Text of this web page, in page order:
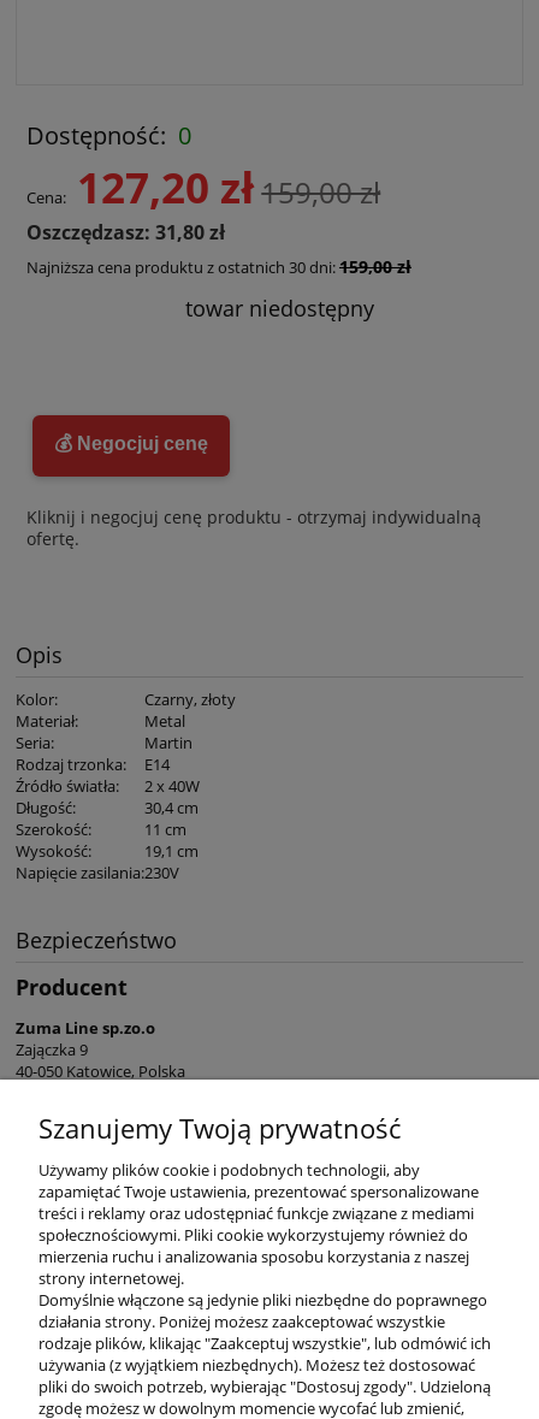
Dostępność: 0
Cena: 127,20 zł159,00 zł
Oszczędzasz: 31,80 zł
Najniższa cena produktu z ostatnich 30 dni:159,00 zł
towar niedostępny
💰 Negocjuj cenę
Kliknij i negocjuj cenę produktu - otrzymaj indywidualną
ofertę.
Opis
Kolor:
Czarny, złoty
Materiał:
Metal
Seria:
Martin
Rodzaj trzonka:
E14
Źródło światła:
2 x 40W
Długość:
30,4 cm
Szerokość:
11 cm
Wysokość:
19,1 cm
Napięcie zasilania:230V
Bezpieczeństwo
Producent
Zuma Line sp.zo.o
Zajączka 9
40-050 Katowice, Polska
+48 32 730 66 10
KONTAKT
DODATKOWE
Szanujemy Twoją prywatność
Używamy plików cookie i podobnych technologii, aby
zapamiętać Twoje ustawienia, prezentować spersonalizowane
treści i reklamy oraz udostępniać funkcje związane z mediami
społecznościowymi. Pliki cookie wykorzystujemy również do
mierzenia ruchu i analizowania sposobu korzystania z naszej
strony internetowej.
Domyślnie włączone są jedynie pliki niezbędne do poprawnego
działania strony. Poniżej możesz zaakceptować wszystkie
rodzaje plików, klikając "Zaakceptuj wszystkie", lub odmówić ich
używania (z wyjątkiem niezbędnych). Możesz też dostosować
pliki do swoich potrzeb, wybierając "Dostosuj zgody". Udzieloną
zgodę możesz w dowolnym momencie wycofać lub zmienić,